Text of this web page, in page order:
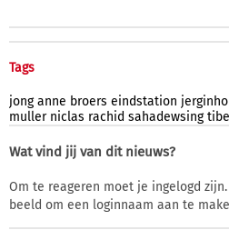
Tags
jong anne broers eindstation jerginho
muller niclas rachid sahadewsing
Wat vind jij van dit nieuws?
Om te reageren moet je ingelogd
beeld om een loginnaam aan te